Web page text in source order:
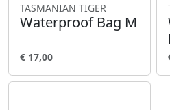
TASMANIAN TIGER
Waterproof Bag M
€ 17,00